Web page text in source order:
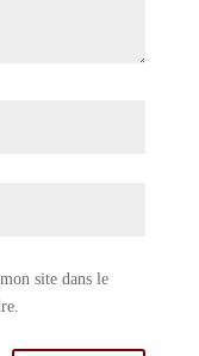
site dans le